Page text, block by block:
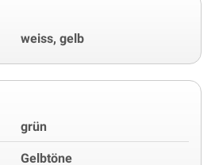
weiss, gelb
grün
Gelbtöne